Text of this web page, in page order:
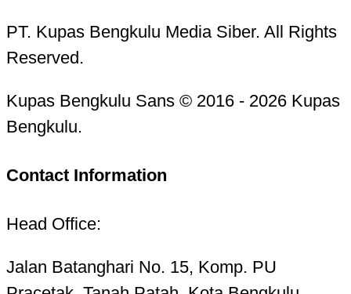
PT. Kupas Bengkulu Media Siber. All Rights
Reserved.
Kupas Bengkulu Sans © 2016 - 2026 Kupas
Bengkulu.
Contact Information
Head Office:
Jalan Batanghari No. 15, Komp. PU